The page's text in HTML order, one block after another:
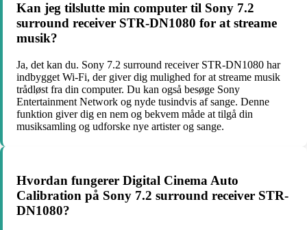
Kan jeg tilslutte min computer til Sony 7.2
surround receiver STR-DN1080 for at streame
musik?
Ja, det kan du. Sony 7.2 surround receiver STR-DN1080 har
indbygget Wi-Fi, der giver dig mulighed for at streame musik
trådløst fra din computer. Du kan også besøge Sony
Entertainment Network og nyde tusindvis af sange. Denne
funktion giver dig en nem og bekvem måde at tilgå din
musiksamling og udforske nye artister og sange.
Hvordan fungerer Digital Cinema Auto
Calibration på Sony 7.2 surround receiver STR-
DN1080?